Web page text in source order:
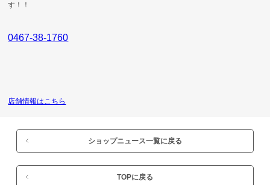
す！！
0467-38-1760
店舗情報はこちら
ショップニュース一覧に戻る
TOPに戻る